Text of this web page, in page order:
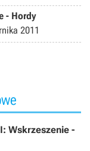
- Hordy
2011
Wskrzeszenie -